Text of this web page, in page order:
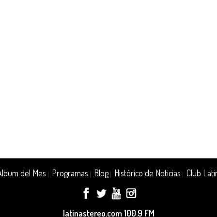
del Mes Programas Blog| Histórico de Noticias Club
latinastereo.com 100.9 FM